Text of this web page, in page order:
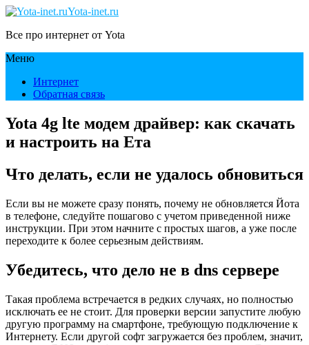
Yota-inet.ru
Все про интернет от Yota
Меню
Интернет
Обратная связь
Yota 4g lte модем драйвер: как скачать
и настроить на Ета
Что делать, если не удалось обновиться
Если вы не можете сразу понять, почему не обновляется Йота
в телефоне, следуйте пошагово с учетом приведенной ниже
инструкции. При этом начните с простых шагов, а уже после
переходите к более серьезным действиям.
Убедитесь, что дело не в dns сервере
Такая проблема встречается в редких случаях, но полностью
исключать ее не стоит. Для проверки версии запустите любую
другую программу на смартфоне, требующую подключение к
Интернету. Если другой софт загружается без проблем, значит,